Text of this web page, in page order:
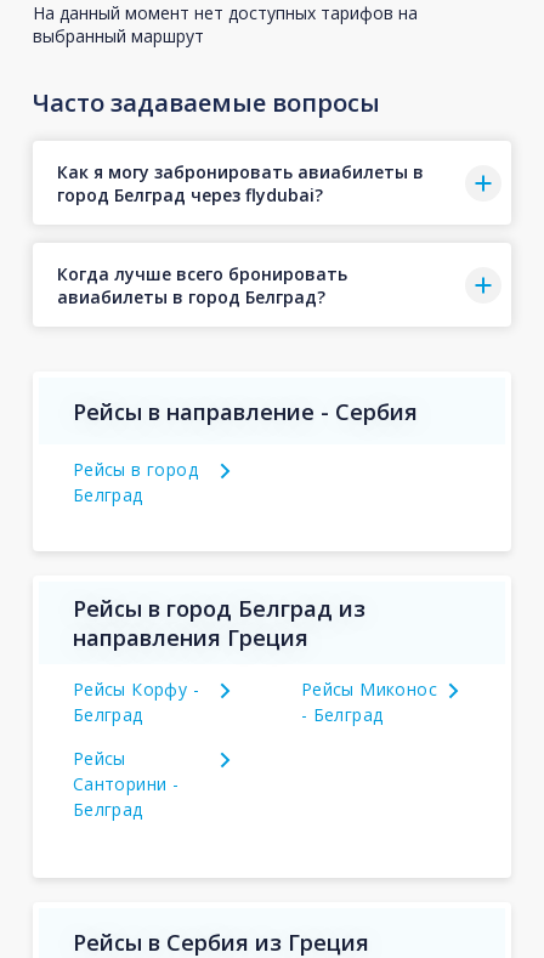
На данный момент нет доступных тарифов на
выбранный маршрут
Часто задаваемые вопросы
Как я могу забронировать авиабилеты в
город Белград через flydubai?
Когда лучше всего бронировать
авиабилеты в город Белград?
Рейсы в направление - Сербия
Рейсы в город
Белград
Рейсы в город Белград из
направления Греция
Рейсы Корфу -
Белград
Рейсы Миконос
- Белград
Рейсы
Санторини -
Белград
Рейсы в Сербия из Греция